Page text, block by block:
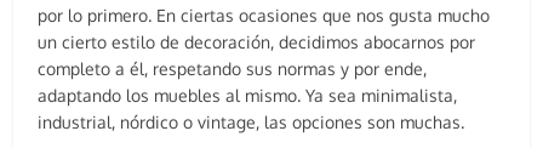
por lo primero. En ciertas ocasiones que nos gusta mucho
un cierto estilo de decoración, decidimos abocarnos por
completo a él, respetando sus normas y por ende,
adaptando los muebles al mismo. Ya sea minimalista,
industrial, nórdico o vintage, las opciones son muchas.